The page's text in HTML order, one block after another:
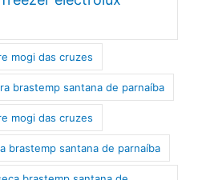
mogi das cruzes
brastemp santana de parnaíba
mogi das cruzes
brastemp santana de parnaíba